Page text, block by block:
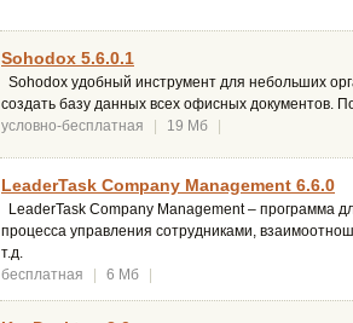
Sohodox 5.6.0.1
Sohodox удобный инструмент для небольших
создать базу данных всех офисных документов.
условно-бесплатная
19 Мб
LeaderTask Company Management 6.6.0
LeaderTask Company Management – программа
процесса управления сотрудниками,
т.д.
бесплатная
6 Мб